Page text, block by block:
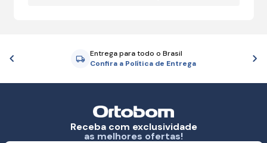
Entrega para todo o Brasil
Confira a Política de Entrega
Anterior
Receba com exclusividade
as melhores ofertas!